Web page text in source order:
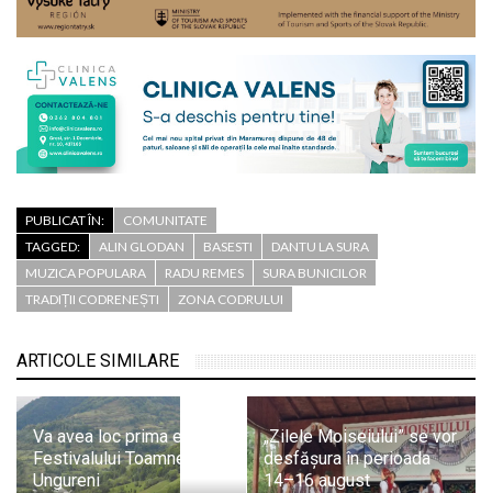
PUBLICAT ÎN:
COMUNITATE
TAGGED:
ALIN GLODAN BASESTI
DANTU LA SURA
MUZICA POPULARA
RADU REMES
SURA BUNICILOR
TRADIȚII CODRENEȘTI
ZONA CODRULUI
ARTICOLE SIMILARE
Va avea loc prima ediție a
Festivalului Toamnei la
Ungureni
„Zilele Moiseiului” se vor
desfășura în perioada
14–16 august